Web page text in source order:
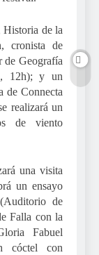
Historia de la
cronista de
de Geografía
12h); y un
de Connecta
realizará un
de viento
una visita
un ensayo
de
Falla con la
Fabuel
cóctel con